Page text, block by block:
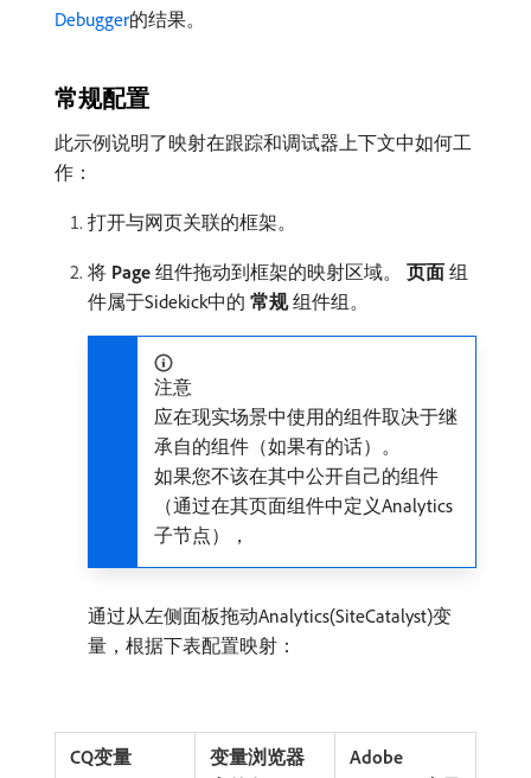
Debugger的结果。
常规配置
此示例说明了映射在跟踪和调试器上下文中如何工
作：
打开与网页关联的框架。
将​ Page ​组件拖动到框架的映射区域。 页面 ​组
件属于Sidekick中的​ 常规​组件组。
注意
应在现实场景中使用的组件取决于继
承自的组件（如果有的话）。
如果您不该在其中公开自己的组件
（通过在其页面组件中定义Analytics
子节点），
通过从左侧面板拖动Analytics(SiteCatalyst)变
量，根据下表配置映射：
CQ变量
变量浏览器
Adobe